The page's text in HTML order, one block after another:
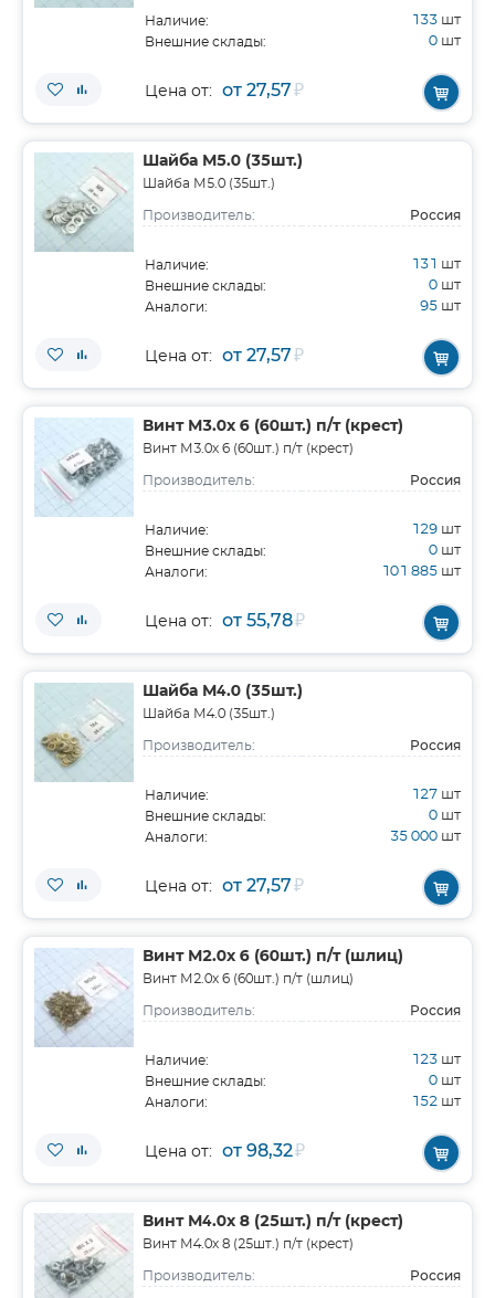
Наличие: 133 шт
Внешние склады: 0 шт
Цена от: от 27,57₽
Шайба М5.0 (35шт.)
Шайба М5.0 (35шт.)
Производитель: Россия
Наличие: 131 шт
Внешние склады: 0 шт
Аналоги: 95 шт
Цена от: от 27,57₽
Винт М3.0х 6 (60шт.) п/т (крест)
Винт М3.0х 6 (60шт.) п/т (крест)
Производитель: Россия
Наличие: 129 шт
Внешние склады: 0 шт
Аналоги: 101 885 шт
Цена от: от 55,78₽
Шайба М4.0 (35шт.)
Шайба М4.0 (35шт.)
Производитель: Россия
Наличие: 127 шт
Внешние склады: 0 шт
Аналоги: 35 000 шт
Цена от: от 27,57₽
Винт М2.0х 6 (60шт.) п/т (шлиц)
Винт М2.0х 6 (60шт.) п/т (шлиц)
Производитель: Россия
Наличие: 123 шт
Внешние склады: 0 шт
Аналоги: 152 шт
Цена от: от 98,32₽
Винт М4.0х 8 (25шт.) п/т (крест)
Винт М4.0х 8 (25шт.) п/т (крест)
Производитель: Россия